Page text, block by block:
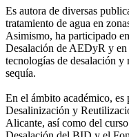
Es autora de diversas
tratamiento de agua en
Asimismo, ha participado
Desalación de AEDyR y en
tecnologías de desalación
sequía.
En el ámbito académico, es
Desalinización y
Alicante, así como del